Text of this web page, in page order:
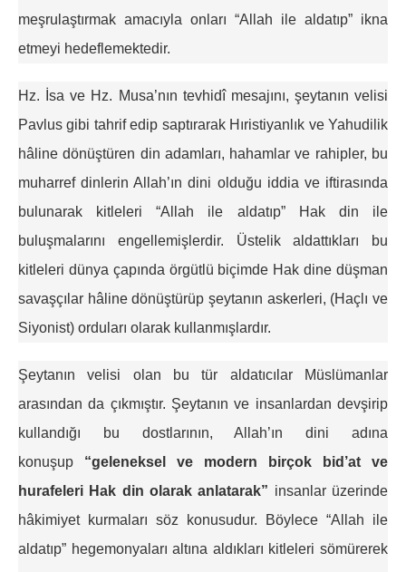
meşrulaştırmak amacıyla onları “Allah ile aldatıp” ikna
etmeyi hedeflemektedir.
Hz. İsa ve Hz. Musa’nın tevhidî mesajını, şeytanın velisi
Pavlus gibi tahrif edip saptırarak Hıristiyanlık ve Yahudilik
hâline dönüştüren din adamları, hahamlar ve rahipler, bu
muharref dinlerin Allah’ın dini olduğu iddia ve iftirasında
bulunarak kitleleri “Allah ile aldatıp” Hak din ile
buluşmalarını engellemişlerdir. Üstelik aldattıkları bu
kitleleri dünya çapında örgütlü biçimde Hak dine düşman
savaşçılar hâline dönüştürüp şeytanın askerleri, (Haçlı ve
Siyonist) orduları olarak kullanmışlardır.
Şeytanın velisi olan bu tür aldatıcılar Müslümanlar
arasından da çıkmıştır. Şeytanın ve insanlardan devşirip
kullandığı bu dostlarının, Allah’ın dini adına
konuşup “geleneksel ve modern birçok bid’at ve
hurafeleri Hak din olarak anlatarak” insanlar üzerinde
hâkimiyet kurmaları söz konusudur. Böylece “Allah ile
aldatıp” hegemonyaları altına aldıkları kitleleri sömürerek